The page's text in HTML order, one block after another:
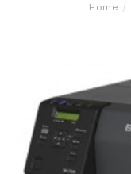
Home /